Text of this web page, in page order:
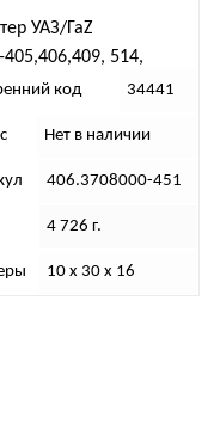
УАЗ/ГаZ
514,
40904 редукторный
код 34441
Нет в наличии
406.3708000-451
4 726 г.
10 х 30 х 16